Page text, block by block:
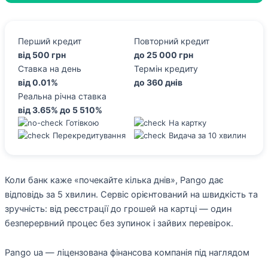
Перший кредит
від 500 грн
Повторний кредит
до 25 000 грн
Ставка на день
від 0.01%
Термін кредиту
до 360 днів
Реальна річна ставка
від 3.65% до 5 510%
Готівкою
Видача за 10 хвилин
На картку
Перекредитування
Коли банк каже «почекайте кілька днів», Pango дає
відповідь за 5 хвилин. Сервіс орієнтований на швидкість та
зручність: від реєстрації до грошей на картці — один
безперервний процес без зупинок і зайвих перевірок.
Pango ua — ліцензована фінансова компанія під наглядом